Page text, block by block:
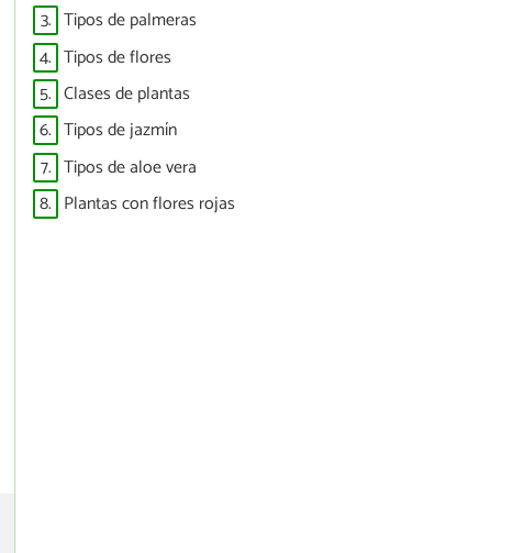
3. Tipos de palmeras
4. Tipos de flores
5. Clases de plantas
6. Tipos de jazmín
7. Tipos de aloe vera
8. Plantas con flores rojas